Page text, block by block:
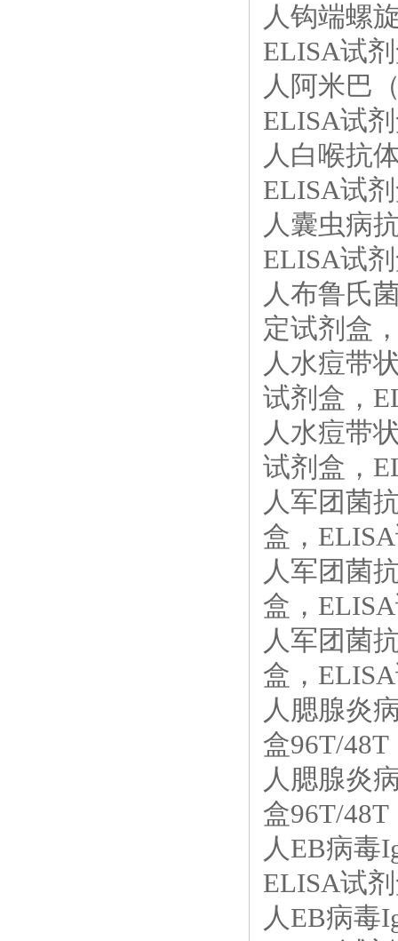
人钩端螺
ELISA试
人阿米巴
ELISA试
人白喉抗
ELISA试
人囊虫病
ELISA试
人布鲁氏
定试剂盒
人水痘带
试剂盒，
人水痘带
试剂盒，
人军团菌
盒，
人军团菌
盒，
人军团菌
盒，
人腮腺炎
盒96T/48T
人腮腺炎
盒96T/48T
人EB病毒
ELISA试
人EB病毒